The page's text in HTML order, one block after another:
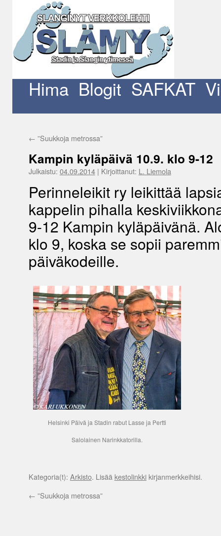
Hima Blogit SAFKAT
← ”Suukkoja metrossa”
Kampin kyläpäivä 10.9. klo 9-12
Julkaistu: 04.09.2014| Kirjoittanut: L. Liemola
Perinneleikit ry leikittää
kappelin pihalla
9-12 Kampin kyläpäivänä.
klo 9, koska se sopii
päiväkodeille.
Helsinki Päivä ja Stadin rabut Lasse ja Pertti
Salolainen Narinkkatorilla.
Kategoria(t): Arkisto. Lisää kestolinkkikirjanmerkkeihisi.
← ”Suukkoja metrossa”